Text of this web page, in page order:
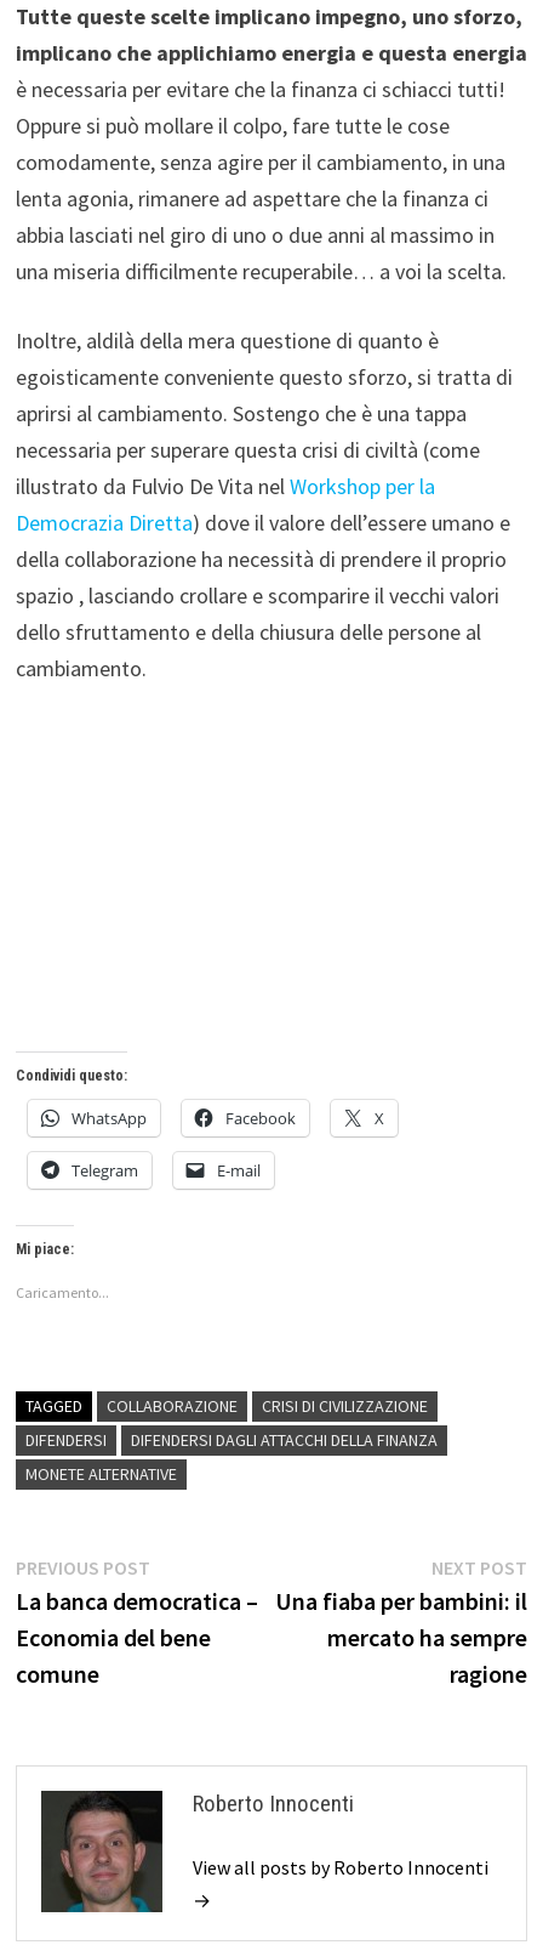
Tutte queste scelte implicano impegno, uno sforzo,
implicano che applichiamo energia e questa energia
è necessaria per evitare che la finanza ci schiacci tutti!
Oppure si può mollare il colpo, fare tutte le cose
comodamente, senza agire per il cambiamento, in una
lenta agonia, rimanere ad aspettare che la finanza ci
abbia lasciati nel giro di uno o due anni al massimo in
una miseria difficilmente recuperabile… a voi la scelta.
Inoltre, aldilà della mera questione di quanto è
egoisticamente conveniente questo sforzo, si tratta di
aprirsi al cambiamento. Sostengo che è una tappa
necessaria per superare questa crisi di civiltà (come
illustrato da Fulvio De Vita nel Workshop per la
Democrazia Diretta) dove il valore dell’essere umano e
della collaborazione ha necessità di prendere il proprio
spazio , lasciando crollare e scomparire il vecchi valori
dello sfruttamento e della chiusura delle persone al
cambiamento.
Condividi questo:
WhatsApp Facebook X
Telegram E-mail
Mi piace:
Caricamento...
TAGGED COLLABORAZIONE
CRISI DI CIVILIZZAZIONE
DIFENDERSI
DIFENDERSI DAGLI ATTACCHI DELLA FINANZA
MONETE ALTERNATIVE
Navigazione
articoli
PREVIOUS POSTPrevious
post:
La banca democratica –
Economia del bene
comune
NEXT POST
Una fiaba per bambini: il
mercato ha sempre
ragione
Roberto Innocenti
View all posts by Roberto Innocenti
→